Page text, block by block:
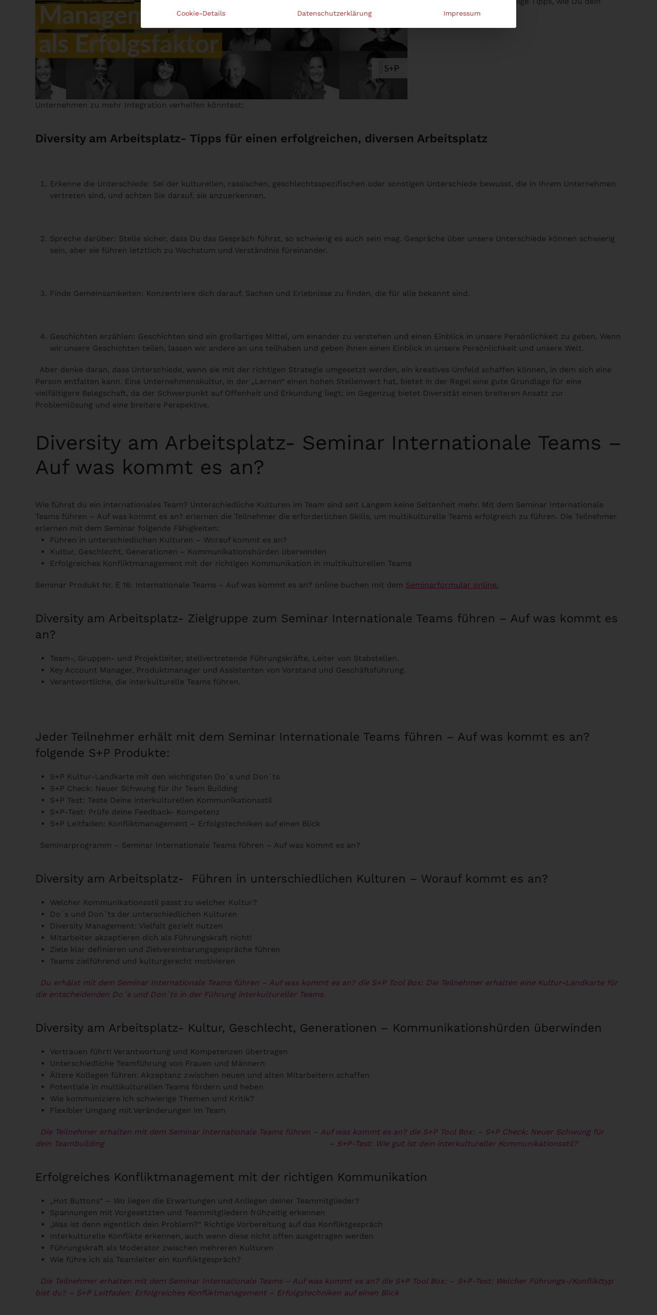
Unternehmen zu mehr Integration verhelfen könntest:
Diversity am Arbeitsplatz- Tipps für einen erfolgreichen, diversen Arbeitsplatz
Erkenne die Unterschiede: Sei der kulturellen, rassischen, geschlechtsspezifischen oder sonstigen Unterschiede bewusst, die in Ihrem Unternehmen
vertreten sind, und achten Sie darauf, sie anzuerkennen.
Spreche darüber: Stelle sicher, dass Du das Gespräch führst, so schwierig es auch sein mag. Gespräche über unsere Unterschiede können schwierig
sein, aber sie führen letztlich zu Wachstum und Verständnis füreinander.
Finde Gemeinsamkeiten: Konzentriere dich darauf, Sachen und Erlebnisse zu finden, die für alle bekannt sind.
Geschichten erzählen: Geschichten sind ein großartiges Mittel, um einander zu verstehen und einen Einblick in unsere Persönlichkeit zu geben. Wenn
wir unsere Geschichten teilen, lassen wir andere an uns teilhaben und geben ihnen einen Einblick in unsere Persönlichkeit und unsere Welt.
Aber denke daran, dass Unterschiede, wenn sie mit der richtigen Strategie umgesetzt werden, ein kreatives Umfeld schaffen können, in dem sich eine
Person entfalten kann. Eine Unternehmenskultur, in der „Lernen“ einen hohen Stellenwert hat, bietet in der Regel eine gute Grundlage für eine
vielfältigere Belegschaft, da der Schwerpunkt auf Offenheit und Erkundung liegt; im Gegenzug bietet Diversität einen breiteren Ansatz zur
Problemlösung und eine breitere Perspektive.
Diversity am Arbeitsplatz- Seminar Internationale Teams –
Auf was kommt es an?
Wie führst du ein internationales Team? Unterschiedliche Kulturen im Team sind seit Langem keine Seltenheit mehr. Mit dem Seminar Internationale
Teams führen – Auf was kommt es an? erlernen die Teilnehmer die erforderlichen Skills, um multikulturelle Teams erfolgreich zu führen. Die Teilnehmer
erlernen mit dem Seminar folgende Fähigkeiten:
Führen in unterschiedlichen Kulturen – Worauf kommt es an?
Kultur, Geschlecht, Generationen – Kommunikationshürden überwinden
Erfolgreiches Konfliktmanagement mit der richtigen Kommunikation in multikulturellen Teams
Seminar Produkt Nr. E 16: Internationale Teams – Auf was kommt es an? online buchen mit dem Seminarformular online.
Diversity am Arbeitsplatz- Zielgruppe zum Seminar Internationale Teams führen – Auf was kommt es
an?
Team-, Gruppen- und Projektleiter, stellvertretende Führungskräfte, Leiter von Stabstellen.
Key Account Manager, Produktmanager und Assistenten von Vorstand und Geschäftsführung.
Verantwortliche, die interkulturelle Teams führen.
Jeder Teilnehmer erhält mit dem Seminar Internationale Teams führen – Auf was kommt es an?
folgende S+P Produkte:
S+P Kultur-Landkarte mit den wichtigsten Do`s und Don`ts
S+P Check: Neuer Schwung für Ihr Team Building
S+P Test: Teste Deine interkulturellen Kommunikationsstil
S+P-Test: Prüfe deine Feedback- Kompetenz
S+P Leitfaden: Konfliktmanagement – Erfolgstechniken auf einen Blick
Seminarprogramm – Seminar Internationale Teams führen – Auf was kommt es an?
Diversity am Arbeitsplatz- Führen in unterschiedlichen Kulturen – Worauf kommt es an?
Welcher Kommunikationsstil passt zu welcher Kultur?
Do`s und Don`ts der unterschiedlichen Kulturen
Diversity Management: Vielfalt gezielt nutzen
Mitarbeiter akzeptieren dich als Führungskraft nicht!
Ziele klar definieren und Zielvereinbarungsgespräche führen
Teams zielführend und kulturgerecht motivieren
Du erhälst mit dem Seminar Internationale Teams führen – Auf was kommt es an? die S+P Tool Box: Die Teilnehmer erhalten eine Kultur-Landkarte für
die entscheidenden Do`s und Don`ts in der Führung interkultureller Teams.
Diversity am Arbeitsplatz- Kultur, Geschlecht, Generationen – Kommunikationshürden überwinden
Vertrauen führt! Verantwortung und Kompetenzen übertragen
Unterschiedliche Teamführung von Frauen und Männern
Ältere Kollegen führen: Akzeptanz zwischen neuen und alten Mitarbeitern schaffen
Potentiale in multikulturellen Teams fördern und heben
Wie kommuniziere ich schwierige Themen und Kritik?
Flexibler Umgang mit Veränderungen im Team
Die Teilnehmer erhalten mit dem Seminar Internationale Teams führen – Auf was kommt es an? die S+P Tool Box: – S+P Check: Neuer Schwung für
dein Teambuilding
– S+P-Test: Wie gut ist dein interkultureller Kommunikationsstil?
Erfolgreiches Konfliktmanagement mit der richtigen Kommunikation
„Hot Buttons“ – Wo liegen die Erwartungen und Anliegen deiner Teammitglieder?
Spannungen mit Vorgesetzten und Teammitgliedern frühzeitig erkennen
„Was ist denn eigentlich dein Problem?“ Richtige Vorbereitung auf das Konfliktgespräch
Interkulturelle Konflikte erkennen, auch wenn diese nicht offen ausgetragen werden
Führungskraft als Moderator zwischen mehreren Kulturen
Wie führe ich als Teamleiter ein Konfliktgespräch?
Die Teilnehmer erhalten mit dem Seminar Internationale Teams – Auf was kommt es an? die S+P Tool Box: – S+P-Test: Welcher Führungs-/Konflikttyp
bist du? – S+P Leitfaden: Erfolgreiches Konfliktmanagement – Erfolgstechniken auf einen Blick
Cookie-Details Datenschutzerklärung Impressum